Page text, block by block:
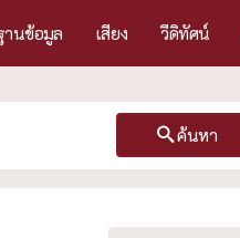
านข้อมูล เสียง วีดิทัศน์
ค้นหา